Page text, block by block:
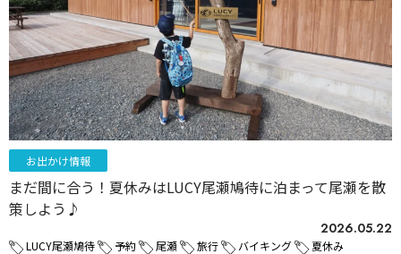
お出かけ情報
まだ間に合う！夏休みはLUCY尾瀬鳩待に泊まって尾瀬を散
策しよう♪
2026.05.22
LUCY尾瀬鳩待 予約 尾瀬 旅行 バイキング 夏休み